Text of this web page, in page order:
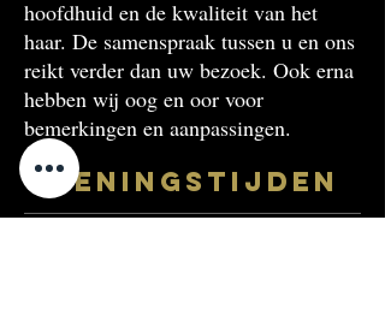
hoofdhuid en de kwaliteit van het
haar. De samenspraak tussen u en ons
reikt verder dan uw bezoek. Ook erna
hebben wij oog en oor voor
bemerkingen en aanpassingen.
Openingstijden